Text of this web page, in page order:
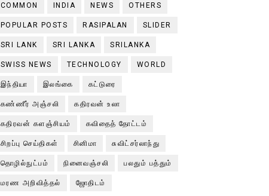
COMMON INDIA NEWS OTHERS
POPULAR POSTS RASIPALAN SLIDER
SRI LANK SRI LANKA SRILANKA
SWISS NEWS TECHNOLOGY WORLD
இந்தியா இலங்கை கட்டுரை
கண்ணீர் அஞ்சலி கதிரவன் உலா
கதிரவன் களஞ்சியம் கவிதைத் தோட்டம்
சிறப்பு செய்திகள் சினிமா சுவிட்சர்லாந்து
தொழில்நுட்பம் நினைவஞ்சலி பலதும் பத்தும்
மரண அறிவித்தல் ஜோதிடம்